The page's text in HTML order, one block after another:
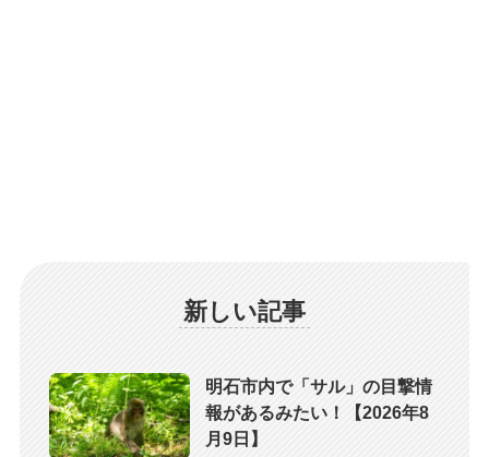
新しい記事
明石市内で「サル」の目撃情
報があるみたい！【2026年8
月9日】